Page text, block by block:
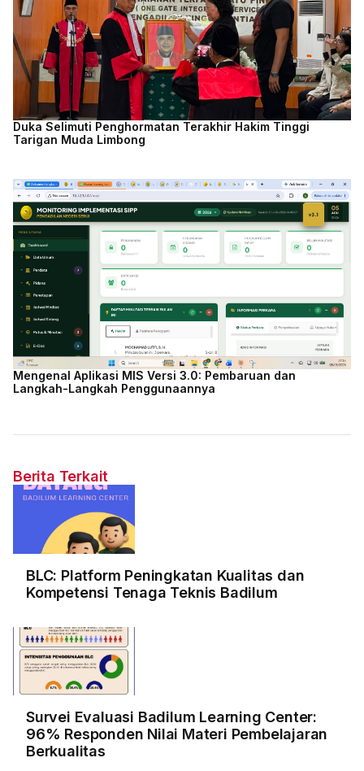
Duka Selimuti Penghormatan Terakhir Hakim Tinggi
Tarigan Muda Limbong
Mengenal Aplikasi MIS Versi 3.0: Pembaruan dan
Langkah-Langkah Penggunaannya
Berita Terkait
BLC: Platform Peningkatan Kualitas dan
Kompetensi Tenaga Teknis Badilum
Survei Evaluasi Badilum Learning Center:
96% Responden Nilai Materi Pembelajaran
Berkualitas